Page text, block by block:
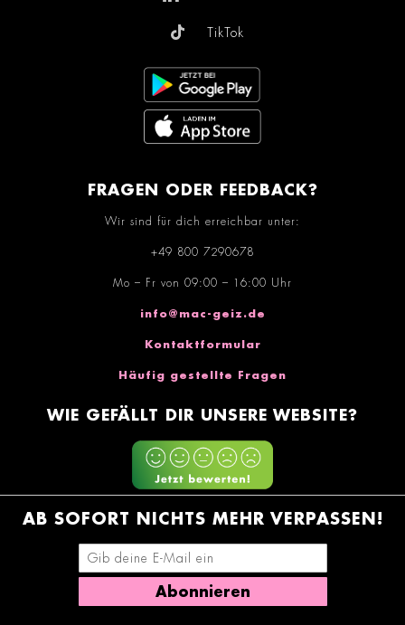
TikTok
FRAGEN ODER FEEDBACK?
Wir sind für dich erreichbar unter:
+49 800 7290678
Mo – Fr von 09:00 – 16:00 Uhr
info@mac-geiz.de
Kontaktformular
Häufig gestellte Fragen
WIE GEFÄLLT DIR UNSERE WEBSITE?
AB SOFORT NICHTS MEHR VERPASSEN!
E-Mail-Adresse eingeben
Abonnieren